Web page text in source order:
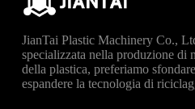
JianTai Plastic Machinery Co.,
specializzata nella produzione di
della plastica, preferiamo
espandere la tecnologia di